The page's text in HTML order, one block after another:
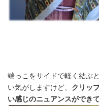
端っこをサイドで軽く結ぶ
い気がしますけど、 クリッ
い感じのニュアンスができ